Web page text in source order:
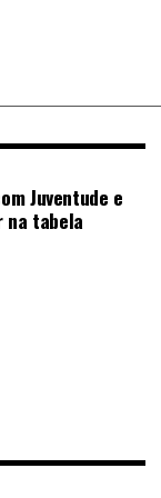
Juventude e
na tabela